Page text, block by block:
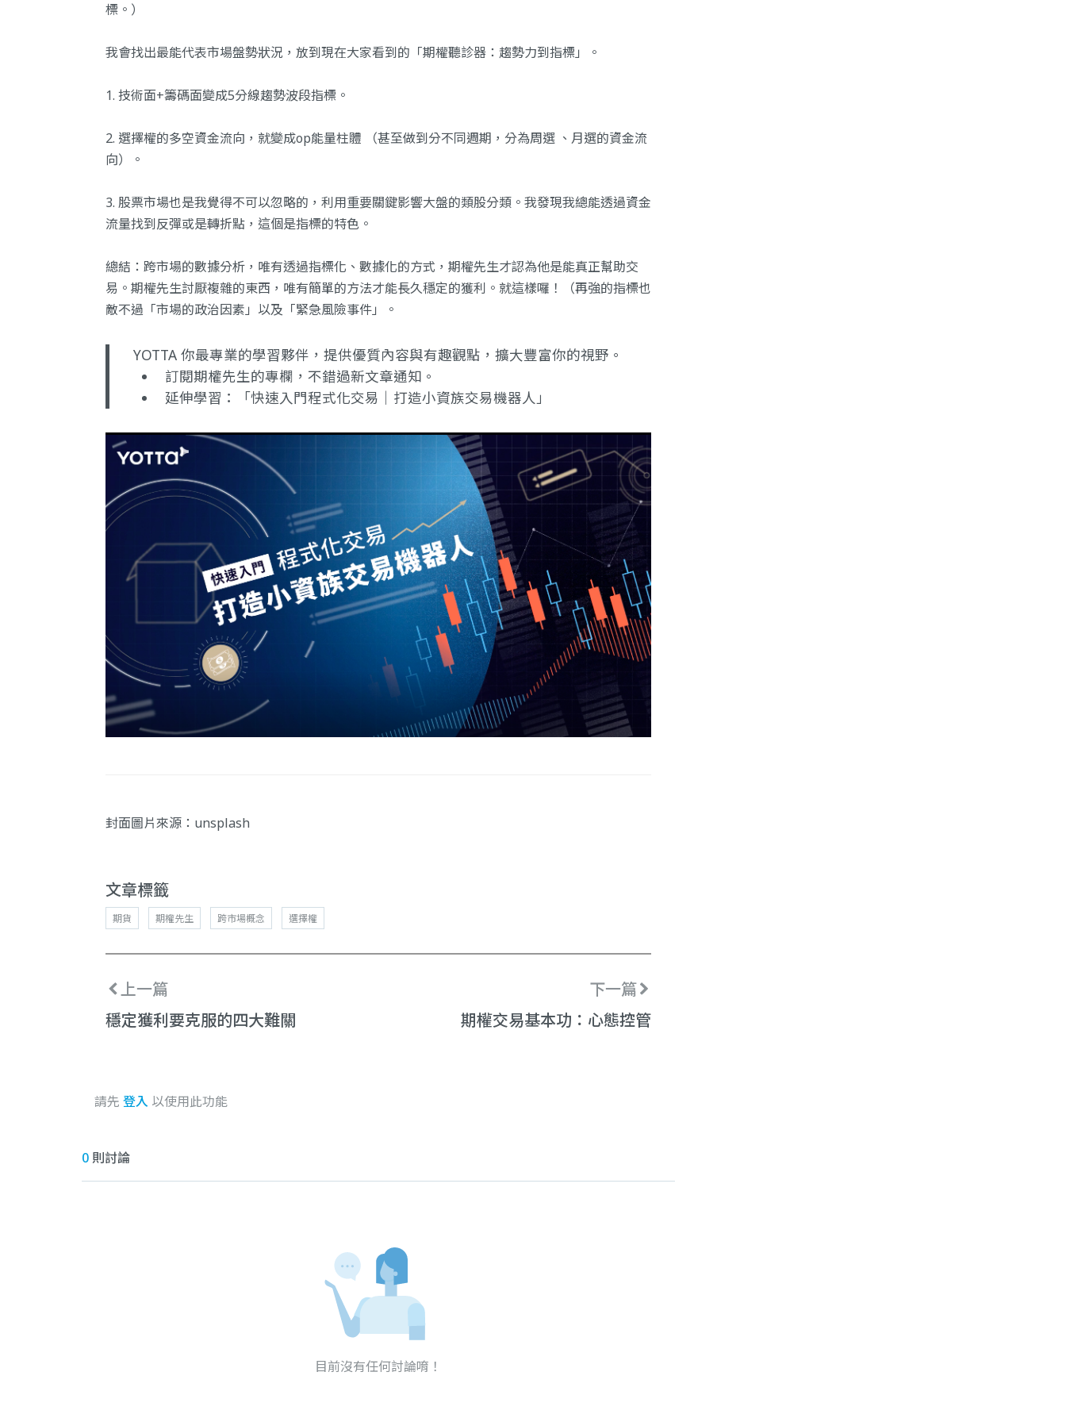
標。）
我會找出最能代表市場盤勢狀況，放到現在大家看到的 「期權聽診器：趨勢力到指標」 。
1. 技術面+籌碼面變成5分線趨勢波段指標。
2. 選擇權的多空資金流向，就變成op能量柱體 （甚至做到分不同週期，分為周選 、月選的資金流
向）。
3. 股票市場也是我覺得不可以忽略的，利用重要關鍵影響大盤的類股分類。我發現我總能透過資金
流量找到反彈或是轉折點，這個是指標的特色。
總結：跨市場的數據分析，唯有透過指標化、數據化的方式，期權先生才認為他是能真正幫助交
易。期權先生討厭複雜的東西，唯有簡單的方法才能長久穩定的獲利。就這樣囉！（再強的指標也
敵不過「市場的政治因素」以及「緊急風險事件」。
YOTTA 你最專業的學習夥伴，提供優質內容與有趣觀點，擴大豐富你的視野。
訂閱期權先生的專欄 ，不錯過新文章通知。
延伸學習：
「快速入門程式化交易｜打造小資族交易機器人」
封面圖片來源： unsplash
文章標籤
期貨 期權先生 跨市場概念 選擇權
上一篇
穩定獲利要克服的四大難關
下一篇
期權交易基本功：心態控管
請先 登入 以使用此功能
0 則討論
目前沒有任何討論唷！